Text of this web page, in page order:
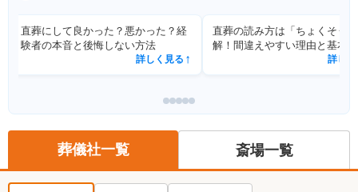
直葬の読み方は「ちょくそう」が正
解！間違えやすい理由と基本知識を
詳しく見る↗
直葬の服装完全ガイド｜平服指
も迷わない男女別マナーと実例
詳しく
葬儀社一覧 斎場一覧